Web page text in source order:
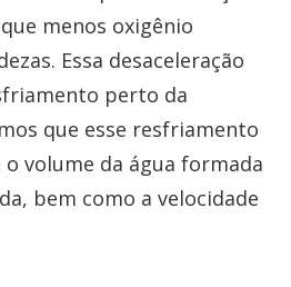
menos oxigênio
Essa desaceleração
perto da
que esse resfriamento
o volume da água formada
bem como a velocidade